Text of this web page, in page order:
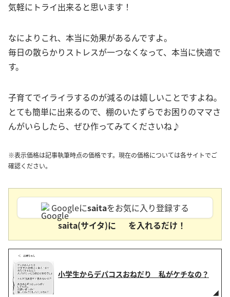
気軽にトライ出来ると思います！
なによりこれ、本当に効果があるんですよ。
毎日の散らかりストレスが一つなくなって、本当に快適で
す。
子育てでイライラするのが減るのは嬉しいことですよね。
とても簡単に出来るので、棚のいたずらでお困りのママさ
んがいらしたら、ぜひ作ってみてくださいね♪
※表示価格は記事執筆時点の価格です。現在の価格については各サイトでご
確認ください。
Googleにsaitaをお気に入り登録する
saita(サイタ)に
を入れるだけ！
小学生からデパコスおねだり 私がケチなの？